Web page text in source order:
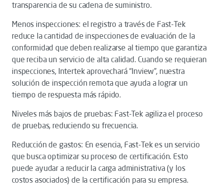
transparencia de su cadena de suministro.
Menos inspecciones: el registro a través de Fast-Tek
reduce la cantidad de inspecciones de evaluación de la
conformidad que deben realizarse al tiempo que garantiza
que reciba un servicio de alta calidad. Cuando se requieran
inspecciones, Intertek aprovechará “Inview”, nuestra
solución de inspección remota que ayuda a lograr un
tiempo de respuesta más rápido.
Niveles más bajos de pruebas: Fast-Tek agiliza el proceso
de pruebas, reduciendo su frecuencia.
Reducción de gastos: En esencia, Fast-Tek es un servicio
que busca optimizar su proceso de certificación. Esto
puede ayudar a reducir la carga administrativa (y los
costos asociados) de la certificación para su empresa.